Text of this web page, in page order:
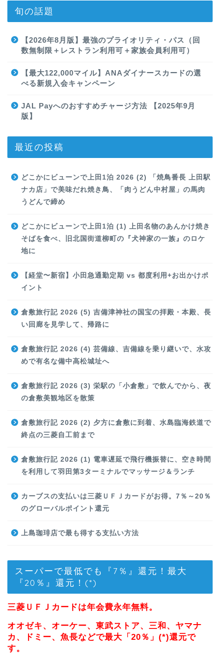
旬の話題
【2026年8月版】最強のプライオリティ・パス（回
数無制限＋レストラン利用可＋家族会員利用可）
【最大122,000マイル】ANAダイナースカードの選
べる新規入会キャンペーン
JAL Payへのおすすめチャージ方法 【2025年9月
版】
最近の投稿
どこかにビューンで上田1泊 2026 (2) 「焼鳥番長 上田駅
ナカ店」で美味だれ焼き鳥、「肉うどん中村屋」の馬肉
うどんで締め
どこかにビューンで上田1泊 (1) 上田名物のあんかけ焼き
そばを食べ、旧北国街道柳町の『犬神家の一族』のロケ
地に
【経堂〜新宿】小田急通勤定期 vs 都度利用+お出かけポ
イント
倉敷旅行記 2026 (5) 吉備津神社の国宝の拝殿・本殿、長
い回廊を見学して、帰路に
倉敷旅行記 2026 (4) 芸備線、吉備線を乗り継いで、水攻
めで有名な備中高松城址へ
倉敷旅行記 2026 (3) 栄駅の「小倉敷」で飲んでから、夜
の倉敷美観地区を散策
倉敷旅行記 2026 (2) 夕方に倉敷に到着、水島臨海鉄道で
終点の三菱自工前まで
倉敷旅行記 2026 (1) 電車遅延で飛行機振替に、空き時間
を利用して羽田第3ターミナルでマッサージ＆ランチ
カーブスの支払いは三菱ＵＦＪカードがお得。7％～20％
のグローバルポイント還元
上島珈琲店で最も得する支払い方法
スーパーで最低でも『7％』還元！最大
『20％』還元！(*)
三菱ＵＦＪカードは年会費永年無料。
オオゼキ、オーケー、東武ストア、三和、ヤマナ
カ、ドミー、魚長などで最大「20％」(*)還元で
す。